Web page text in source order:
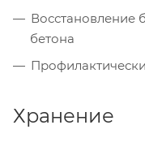
Восстановление
бетона
Хранение